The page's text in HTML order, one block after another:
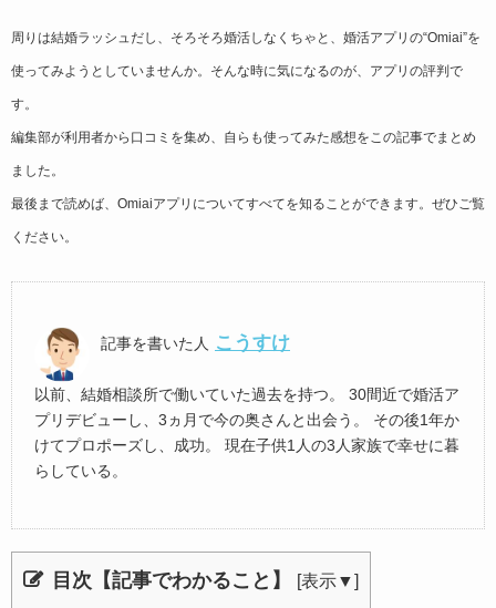
周りは結婚ラッシュだし、そろそろ婚活しなくちゃと、婚活アプリの“Omiai”を
使ってみようとしていませんか。そんな時に気になるのが、アプリの評判で
す。
編集部が利用者から口コミを集め、自らも使ってみた感想をこの記事でまとめ
ました。
最後まで読めば、Omiaiアプリについてすべてを知ることができます。ぜひご覧
ください。
記事を書いた人 こうすけ
以前、結婚相談所で働いていた過去を持つ。 30間近で婚活ア
プリデビューし、3ヵ月で今の奥さんと出会う。 その後1年か
けてプロポーズし、成功。 現在子供1人の3人家族で幸せに暮
らしている。
目次【記事でわかること】 [表示▼]